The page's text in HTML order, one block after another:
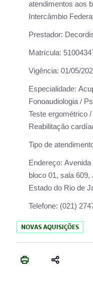
atendimentos aos
Intercâmbio
Prestador:
Matrícula:
Vigência: 01/05/
Especialidade:
Fonoaudiologia /
Teste ergométrico
Reabilitação
Tipo de
Endereço: Avenida
bloco 01, sala
Estado do Rio de
Telefone: (021)
NOVAS AQUISIÇÕES